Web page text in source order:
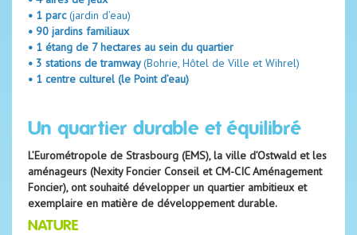
• 1 parc(jardin d’eau)
• 90 jardins familiaux
• 1 étang de 7 hectares au sein du quartier
• 3 stations de tramway(Bohrie, Hôtel de Ville et Wihrel)
• 1 centre culturel (le Point d’eau)
Un quartier durable et équilibré
L’Eurométropole de Strasbourg (EMS),la ville d’Ostwald et les
aménageurs (Nexity Foncier Conseil et CM-CIC Aménagement
Foncier), ont souhaité développer un quartier ambitieux et
exemplaire en matière de développement durable.
NATURE